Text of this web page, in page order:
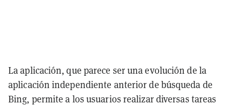
La aplicación, que parece ser una evolución de la
aplicación independiente anterior de búsqueda de
Bing, permite a los usuarios realizar diversas tareas